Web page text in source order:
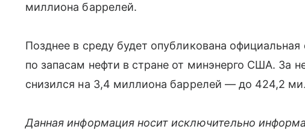
миллиона баррелей.
Позднее в среду будет опубликована официальная
по запасам нефти в стране от минэнерго США. За
снизился на 3,4 миллиона баррелей — до 424,2
Данная информация носит исключительно